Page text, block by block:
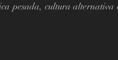
pesada, cultura alternativa